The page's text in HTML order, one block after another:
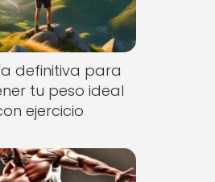
definitiva para
tu peso ideal
ejercicio